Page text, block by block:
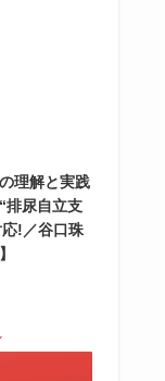
理解と実践
排尿自立支
!／谷口珠